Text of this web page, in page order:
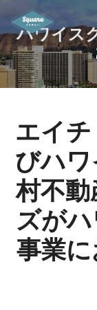
ハワイス
エイ
びハ
村不
ズが
事業